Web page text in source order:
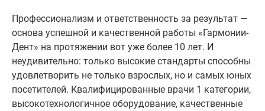
Профессионализм и ответственность за результат —
основа успешной и качественной работы «Гармонии-
Дент» на протяжении вот уже более 10 лет. И
неудивительно: только высокие стандарты способны
удовлетворить не только взрослых, но и самых юных
посетителей. Квалифицированные врачи 1 категории,
высокотехнологичное оборудование, качественные